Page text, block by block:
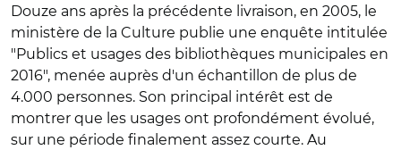
Douze ans après la précédente livraison, en 2005, le
ministère de la Culture publie une enquête intitulée
"Publics et usages des bibliothèques municipales en
2016", menée auprès d'un échantillon de plus de
4.000 personnes. Son principal intérêt est de
montrer que les usages ont profondément évolué,
sur une période finalement assez courte. Au